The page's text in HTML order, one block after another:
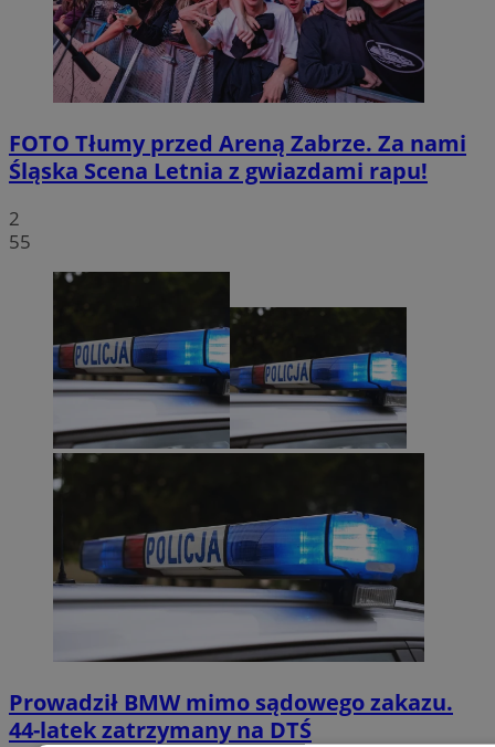
FOTO Tłumy przed Areną Zabrze. Za nami
Śląska Scena Letnia z gwiazdami rapu!
2
55
Prowadził BMW mimo sądowego zakazu.
44-latek zatrzymany na DTŚ